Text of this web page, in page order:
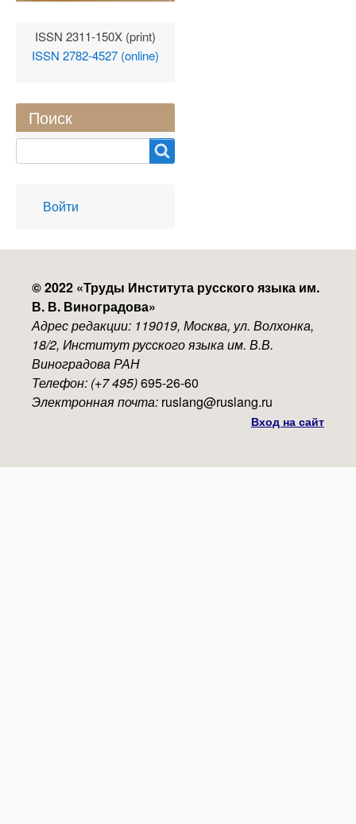
ISSN 2311-150X (print)
ISSN 2782-4527 (online)
Поиск
User
account
Войти
© 2022 «Труды Института русского языка им.
В. В. Виноградова»
Адрес редакции: 119019, Москва, ул. Волхонка,
18/2, Институт русского языка им. В.В.
Виноградова РАН
Телефон: (+7 495)695-26-60
Электронная почта: ruslang@ruslang.ru
Вход на сайт